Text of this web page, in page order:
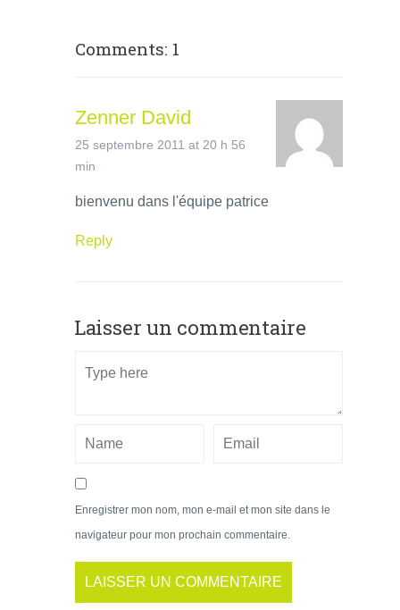
Comments: 1
Zenner David
25 septembre 2011 at 20 h 56
min
bienvenu dans l'équipe patrice
Reply
Laisser un commentaire
Enregistrer mon nom, mon e-mail et mon site dans le
navigateur pour mon prochain commentaire.